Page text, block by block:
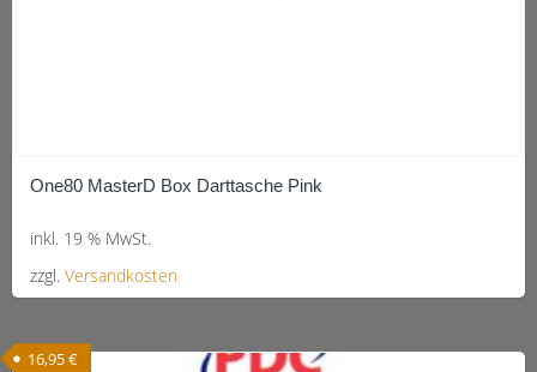
One80 MasterD Box Darttasche Pink
inkl. 19 % MwSt.
zzgl. Versandkosten
16,95€